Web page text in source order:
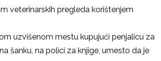
veterinarskih pregleda korištenjem
uzvišenom mestu kupujući penjalicu za
šanku, na polici za knjige, umesto da je